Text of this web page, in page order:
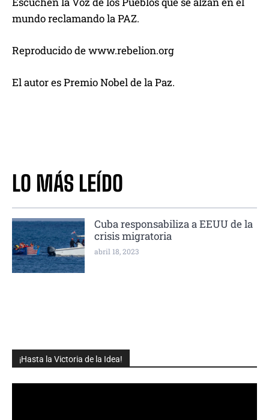
¡Hasta la Victoria de la Idea!
mundo reclamando la PAZ.
Reproducido de www.rebelion.org
El autor es Premio Nobel de la Paz.
LO MÁS LEÍDO
Cuba responsabiliza a EEUU de la
crisis migratoria
abril 18, 2023